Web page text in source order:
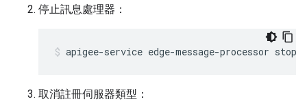
停止訊息處理器：
apigee-service edge-message-processor stop
取消註冊伺服器類型：